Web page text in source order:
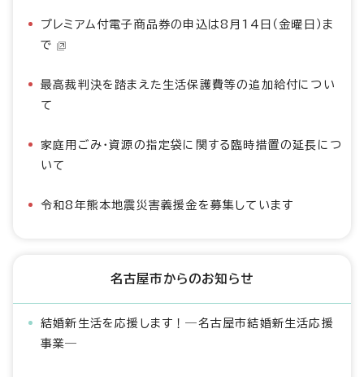
プレミアム付電子商品券の申込は8月14日（金曜日）ま
で
最高裁判決を踏まえた生活保護費等の追加給付につい
て
家庭用ごみ・資源の指定袋に関する臨時措置の延長につ
いて
令和8年熊本地震災害義援金を募集しています
名古屋市からのお知らせ
結婚新生活を応援します！―名古屋市結婚新生活応援
事業―